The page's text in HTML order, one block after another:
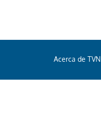
Acerca de TVN